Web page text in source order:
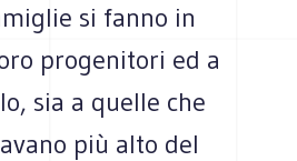
si fanno in
progenitori ed a
sia a quelle che
più alto del